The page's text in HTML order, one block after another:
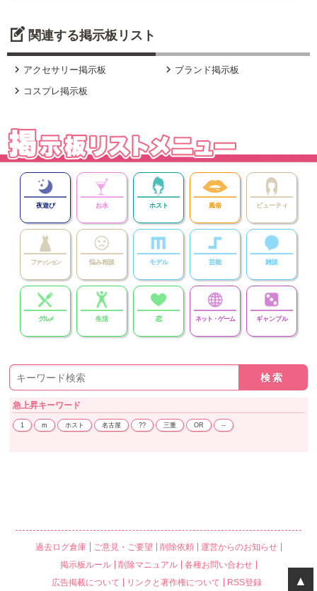
関連する掲示板リスト
 アクセサリー掲示板  ブランド掲示板
 コスプレ掲示板
夜遊び お水 ホスト 風俗 ビューティ
ファッション 悩み相談 モデル 芸能 雑談
グルメ 生活 恋 ネット・ゲーム ギャンブル
急上昇キーワード
1 m ホスト 名古屋 ?? 三重 OR --
過去ログ倉庫 ご意見・ご要望 削除依頼
運営からのお知らせ
掲示板ルール
削除マニュアル
各種お問い合わせ
広告掲載について
リンクと著作権について RSS登録 ▲